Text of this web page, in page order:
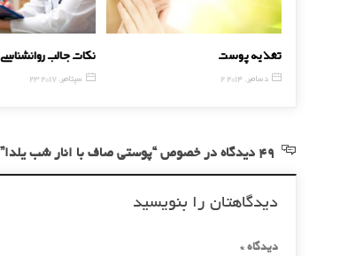
نکات جالب روانشناسی
23 سپتامبر, 2017
تغذیه پوست
2 دسامبر, 2014
دیدگاهتان را بنویسید
دیدگاه*